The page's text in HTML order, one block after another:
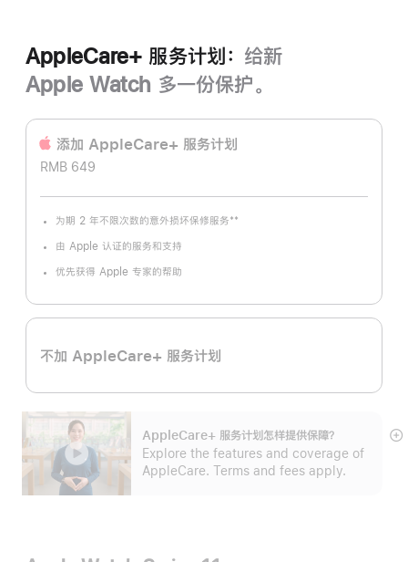
AppleCare+ 服务计划： 给新
Apple Watch 多一份保护。
添加 AppleCare+ 服务计‍划
RMB 649
为期 2 年不限次数的意外损坏保修服务
注
**
由 Apple 认证的服务和支持
优先获得 Apple 专家的帮助
不加 AppleCare+ 服务计划
AppleCare+ 服务计划怎样提供保⁠障？
Explore the features and coverage of
AppleCare. Terms and fees apply.
展